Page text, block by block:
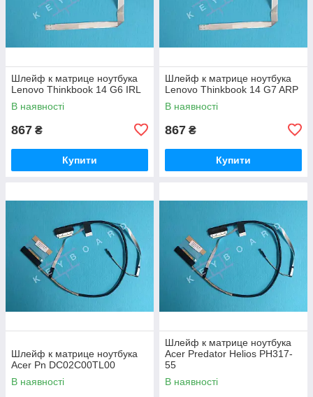
Шлейф к матрице ноутбука
Lenovo Thinkbook 14 G6 IRL
В наявності
867 ₴
Купити
Шлейф к матрице ноутбука
Lenovo Thinkbook 14 G7 ARP
В наявності
867 ₴
Купити
Шлейф к матрице ноутбука
Acer Pn DC02C00TL00
В наявності
Шлейф к матрице ноутбука
Acer Predator Helios PH317-
55
В наявності